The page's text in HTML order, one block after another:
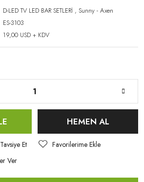
D-LED TV LED BAR SETLERİ ,Sunny - Axen
ES-3103
19,00 USD + KDV
HEMEN AL
Tavsiye Et
Ver